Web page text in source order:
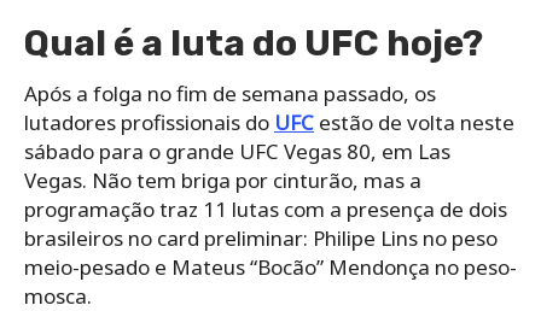
Qual é a luta do UFC hoje?
Após a folga no fim de semana passado, os
lutadores profissionais do UFC estão de volta neste
sábado para o grande UFC Vegas 80, em Las
Vegas. Não tem briga por cinturão, mas a
programação traz 11 lutas com a presença de dois
brasileiros no card preliminar: Philipe Lins no peso
meio-pesado e Mateus “Bocão” Mendonça no peso-
mosca.